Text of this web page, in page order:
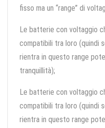
fisso ma un “range” di
Le batterie con voltaggio
compatibili tra loro (quindi
rientra in questo range
tranquillità);
Le batterie con voltaggio
compatibili tra loro (quindi
rientra in questo range